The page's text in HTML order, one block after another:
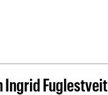
Ingrid Fuglestveit